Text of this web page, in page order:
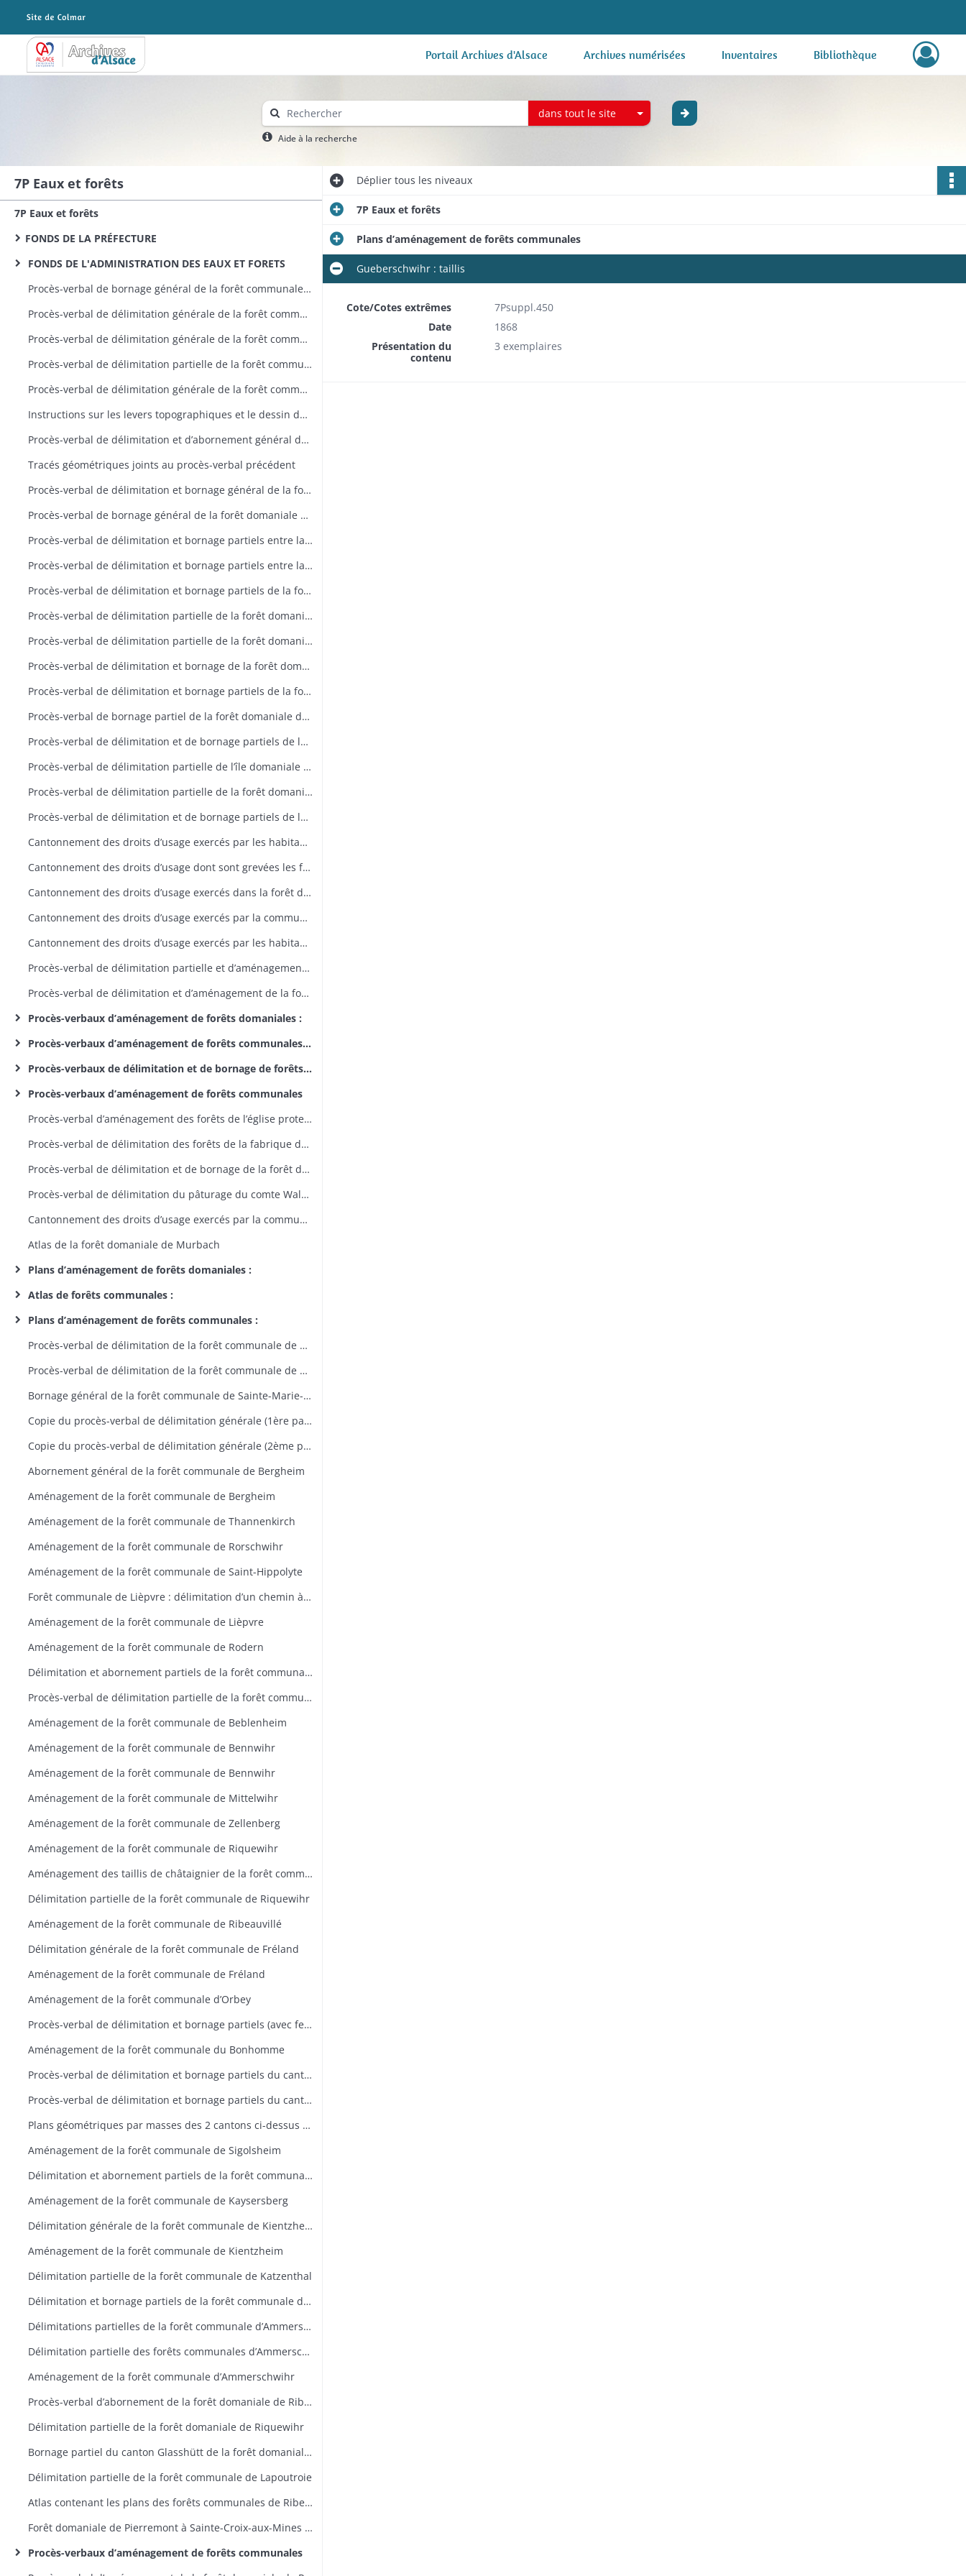
Archives Alsace - Colmar Portail Archives d'Alsace Archives numérisées Inventaires Bibliothèque
dans tout le site
Aide à la recherche
7P Eaux et forêts
7P Eaux et forêts
FONDS DE LA PRÉFECTURE
FONDS DE L'ADMINISTRATION DES EAUX ET FORETS
Procès-verbal de bornage général de la forêt communale d’Appenwihr
Procès-verbal de délimitation générale de la forêt communale d’Artzenheim
Procès-verbal de délimitation générale de la forêt communale deRimbach-près-Masevaux
Procès-verbal de délimitation partielle de la forêt communale deRimbach-près-Guebwiller
Procès-verbal de délimitation générale de la forêt communaled’Aspach
Instructions sur les levers topographiques et le dessin des plans
Procès-verbal de délimitation et d’abornement général de la forêtdomaniale de Linthal prévôtale
Tracés géométriques joints au procès-verbal précédent
Procès-verbal de délimitation et bornage général de la forêtdomaniale de Murbach
Procès-verbal de bornage général de la forêt domaniale deLinthal prévôtale
Procès-verbal de délimitation et bornage partiels entre la forêt domaniale de Linthal reculée et la métairie de l’Oberlauchen appartenant par indivis aux communes de Lautenbach et Linthal
Procès-verbal de délimitation et bornage partiels entre la forêt domaniale de Murbach et la forêt communale de Murbach
Procès-verbal de délimitation et bornage partiels de la forêt domaniale de Murbach
Procès-verbal de délimitation partielle de la forêt domaniale de Lautenbach-Zell
Procès-verbal de délimitation partielle de la forêt domaniale de Lautenbach
Procès-verbal de délimitation et bornage de la forêt domaniale de Wilsbach
Procès-verbal de délimitation et bornage partiels de la forêt domaniale de Riquewihr
Procès-verbal de bornage partiel de la forêt domaniale de la Glasshütte
Procès-verbal de délimitation et de bornage partiels de la forêt domaniale du Herrenberg
Procès-verbal de délimitation partielle de l’île domaniale de Schliengeneinerau
Procès-verbal de délimitation partielle de la forêt domaniale du Kastenwald
Procès-verbal de délimitation et de bornage partiels de la forêt domaniale de Lucelle
Cantonnement des droits d’usage exercés par les habitants de Murbach dans la forêt domaniale de Murbach
Cantonnement des droits d’usage dont sont grevées les forêts domaniales situées sur les bans de Lautenbach et Linthal
Cantonnement des droits d’usage exercés dans la forêt domaniale de Lautenbach
Cantonnement des droits d’usage exercés par la commune et la scierie de Linthal dans la forêt domaniale de Linthal prévôtale
Cantonnement des droits d’usage exercés par les habitants d’Appenwihr et Wolfgantzen dans la forêt domaniale du Kastenwald
Procès-verbal de délimitation partielle et d’aménagement de la forêt domaniale de Riquewihr
Procès-verbal de délimitation et d’aménagement de la forêt domaniale de Ribeauvillé
Procès-verbaux d’aménagement de forêts domaniales :
Procès-verbaux d’aménagement de forêts communales (par commune)
Procès-verbaux de délimitation et de bornage de forêts communales
Procès-verbaux d’aménagement de forêts communales
Procès-verbal d’aménagement des forêts de l’église protestante d’Andolsheim
Procès-verbal de délimitation des forêts de la fabrique de l’église de Soppe-le-Haut
Procès-verbal de délimitation et de bornage de la forêt domaniale de Niederlarg
Procès-verbal de délimitation du pâturage du comte Waldner de Freundstein avec les forêts communales de Berrwiller, Goldbach, Soultz et Willer-sur-Thur
Cantonnement des droits d’usage exercés par la commune de Fortschwihr dans des forêts privées sur le ban de cette commune
Atlas de la forêt domaniale de Murbach
Plans d’aménagement de forêts domaniales :
Atlas de forêts communales :
Plans d’aménagement de forêts communales :
Procès-verbal de délimitation de la forêt communale de SainteCroix-aux-Mines
Procès-verbal de délimitation de la forêt communale de SainteCroix-aux-Mines
Bornage général de la forêt communale de Sainte-Marie-aux-Mines
Copie du procès-verbal de délimitation générale (1ère partie) de la forêt communale de Bergheim
Copie du procès-verbal de délimitation générale (2ème partie) de la forêt communale de Bergheim
Abornement général de la forêt communale de Bergheim
Aménagement de la forêt communale de Bergheim
Aménagement de la forêt communale de Thannenkirch
Aménagement de la forêt communale de Rorschwihr
Aménagement de la forêt communale de Saint-Hippolyte
Forêt communale de Lièpvre : délimitation d’un chemin à travers la propriété de Philippe Brouland
Aménagement de la forêt communale de Lièpvre
Aménagement de la forêt communale de Rodern
Délimitation et abornement partiels de la forêt communale d’Aubure
Procès-verbal de délimitation partielle de la forêt communale d’Aubure
Aménagement de la forêt communale de Beblenheim
Aménagement de la forêt communale de Bennwihr
Aménagement de la forêt communale de Bennwihr
Aménagement de la forêt communale de Mittelwihr
Aménagement de la forêt communale de Zellenberg
Aménagement de la forêt communale de Riquewihr
Aménagement des taillis de châtaignier de la forêt communale de Riquewihr
Délimitation partielle de la forêt communale de Riquewihr
Aménagement de la forêt communale de Ribeauvillé
Délimitation générale de la forêt communale de Fréland
Aménagement de la forêt communale de Fréland
Aménagement de la forêt communale d’Orbey
Procès-verbal de délimitation et bornage partiels (avec fermes enclavées) de la forêt communale du Bonhomme
Aménagement de la forêt communale du Bonhomme
Procès-verbal de délimitation et bornage partiels du canton Reisserswaeldelé de la forêt communale de Sigolsheim
Procès-verbal de délimitation et bornage partiels du canton Dreythalwald de la forêt communale de Sigolsheim
Plans géométriques par masses des 2 cantons ci-dessus de la forêt communale de Sigolsheim
Aménagement de la forêt communale de Sigolsheim
Délimitation et abornement partiels de la forêt communale de Kaysersberg
Aménagement de la forêt communale de Kaysersberg
Délimitation générale de la forêt communale de Kientzheim
Aménagement de la forêt communale de Kientzheim
Délimitation partielle de la forêt communale de Katzenthal
Délimitation et bornage partiels de la forêt communale de Labaroche
Délimitations partielles de la forêt communale d’Ammerschwihr
Délimitation partielle des forêts communales d’Ammerschwihr et Kaysersberg
Aménagement de la forêt communale d’Ammerschwihr
Procès-verbal d’abornement de la forêt domaniale de Ribeauvillé
Délimitation partielle de la forêt domaniale de Riquewihr
Bornage partiel du canton Glasshütt de la forêt domaniale de Ribeauvillé
Délimitation partielle de la forêt communale de Lapoutroie
Atlas contenant les plans des forêts communales de Ribeauvillé
Forêt domaniale de Pierremont à Sainte-Croix-aux-Mines : plan de délimitation et bornage
Procès-verbaux d’aménagement de forêts communales
Dépliertous les niveaux
7P Eaux et forêts
Plans d’aménagement de forêts communales
Gueberschwihr : taillis
Cote/Cotes extrêmes
7Psuppl.450
Date
1868
Présentation du
contenu
3 exemplaires